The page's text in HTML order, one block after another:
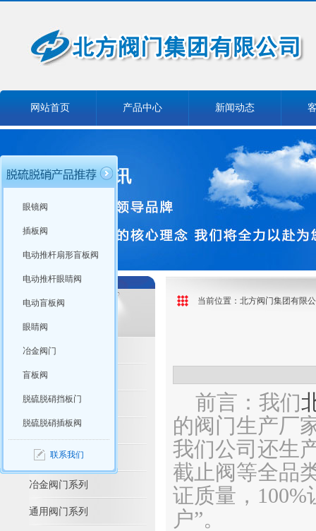
网站首页 产品中心 新闻动态
脱硫脱硝产品推荐
脱硫脱硝阀门系列
水利控制阀系列
电站阀门系列
冶金阀门系列
通用阀门系列
当前位置： 北方阀门集团有限
前言：我们
的阀门生产厂
我们公司还生
截止阀等全品
证质量，
户”。
眼镜阀
插板阀
电动推杆扇形盲板阀
电动推杆眼睛阀
电动盲板阀
眼睛阀
冶金阀门
盲板阀
脱硫脱硝挡板门
脱硫脱硝插板阀
联系我们